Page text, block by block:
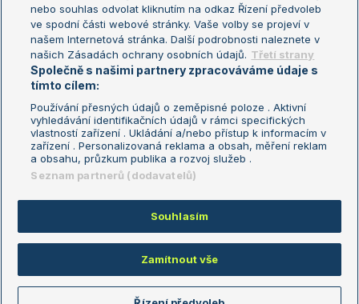
Fotbalové přestupy
Livesport Daily
LS Prague Open
Podmínky užití
Nastavení soukromí
GDPR a žurnalistika
Reklama
Kontakt
Informace o zpracování osobních
údajů
Copyright © 2008-2026 TenisPortal.cz. Využíváme zpravodajství ČTK.
nebo souhlas odvolat kliknutím na odkaz Řízení předvoleb
ve spodní části webové stránky. Vaše volby se projeví v
našem Internetová stránka. Další podrobnosti naleznete v
našich Zásadách ochrany osobních údajů. Třetí strany
Společně s našimi partnery zpracováváme údaje s
tímto cílem:
Používání přesných údajů o zeměpisné poloze . Aktivní
vyhledávání identifikačních údajů v rámci specifických
vlastností zařízení . Ukládání a/nebo přístup k informacím v
zařízení . Personalizovaná reklama a obsah, měření reklam
a obsahu, průzkum publika a rozvoj služeb .
Seznam partnerů (dodavatelů)
Souhlasím
Zamítnout vše